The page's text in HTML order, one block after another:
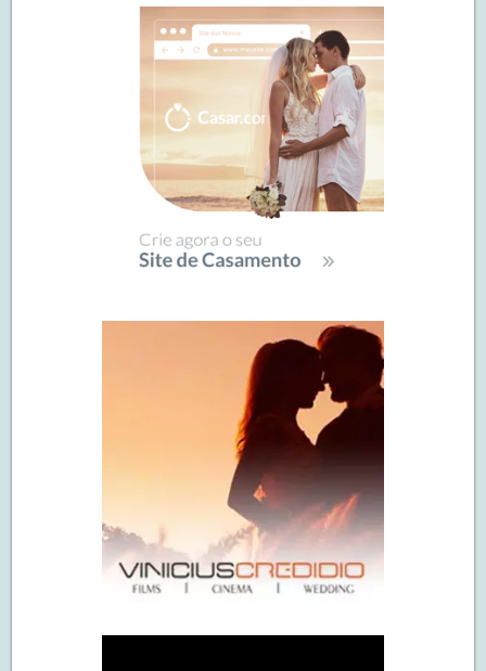
SIDEBAR